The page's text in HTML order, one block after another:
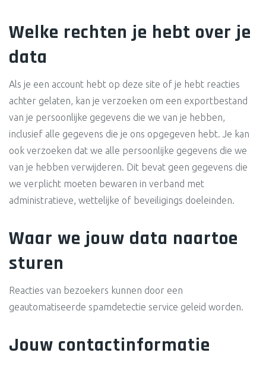
Welke rechten je hebt over je
data
Als je een account hebt op deze site of je hebt reacties
achter gelaten, kan je verzoeken om een exportbestand
van je persoonlijke gegevens die we van je hebben,
inclusief alle gegevens die je ons opgegeven hebt. Je kan
ook verzoeken dat we alle persoonlijke gegevens die we
van je hebben verwijderen. Dit bevat geen gegevens die
we verplicht moeten bewaren in verband met
administratieve, wettelijke of beveiligings doeleinden.
Waar we jouw data naartoe
sturen
Reacties van bezoekers kunnen door een
geautomatiseerde spamdetectie service geleid worden.
Jouw contactinformatie